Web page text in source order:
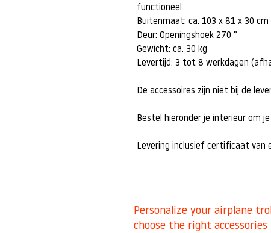
functioneel
Buitenmaat: ca. 103 x 81 x 30 cm
Deur: Openingshoek 270 °
Gewicht: ca. 30 kg
Levertijd: 3 tot 8 werkdagen
De accessoires zijn niet bij de
Bestel hieronder je interieur om
Levering inclusief certificaat van
Personalize your airplane
choose the right